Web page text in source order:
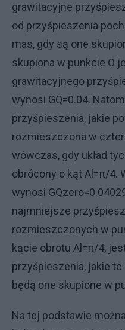
grawitacyjne
od przyśpieszenia
mas, gdy są one
skupiona w punkcie O
grawitacyjnego
wynosi GQ=0.04.
przyśpieszenia, jakie
rozmieszczona w
wówczas, gdy układ
obrócony o kąt Al=π/4.
wynosi
najmniejsze
rozmieszczonych w
kącie obrotu Al=π/4,
przyśpieszenia, jakie te
będą one skupione w
Na tej podstawie